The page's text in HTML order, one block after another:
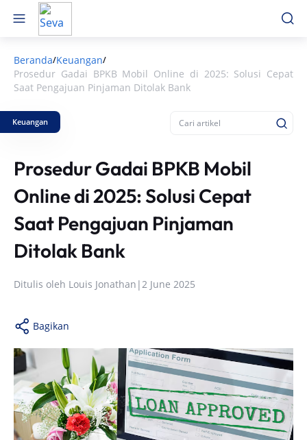
Beranda/Keuangan/
Prosedur Gadai BPKB Mobil Online di 2025: Solusi Cepat
Saat Pengajuan Pinjaman Ditolak Bank
Keuangan
Prosedur Gadai BPKB Mobil
Online di 2025: Solusi Cepat
Saat Pengajuan Pinjaman
Ditolak Bank
Ditulis oleh Louis Jonathan |2 June 2025
Bagikan